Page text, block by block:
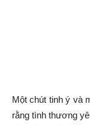
Một chút tinh ý và
rằng tình thương